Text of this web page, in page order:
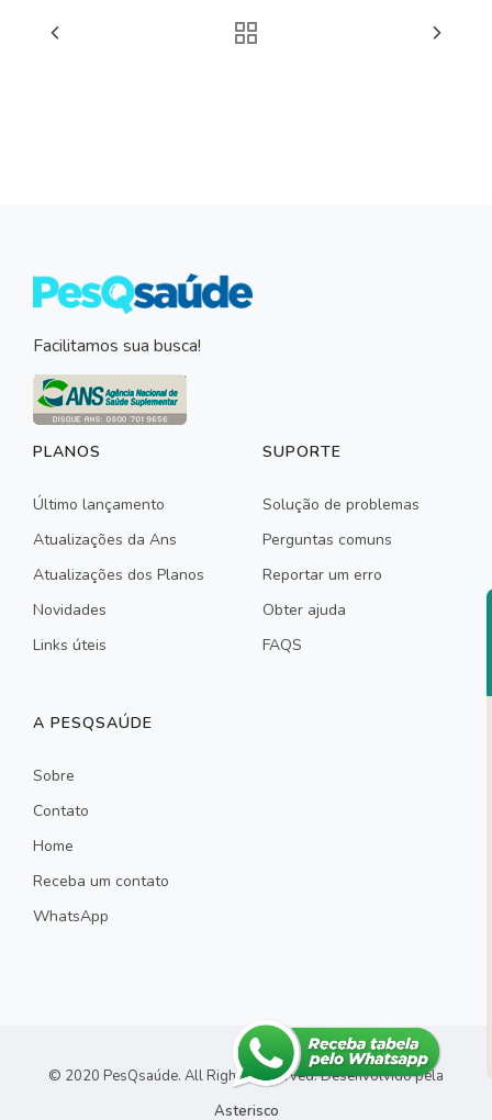
Facilitamos sua busca!
PLANOS
Último lançamento
Atualizações da Ans
Atualizações dos Planos
Novidades
Links úteis
SUPORTE
Solução de problemas
Perguntas comuns
Reportar um erro
Obter ajuda
FAQS
A PESQSAÚDE
Sobre
Contato
Home
Receba um contato
WhatsApp
© 2020 PesQsaúde. All Rights Reserved.Desenvolvido pela
Asterisco